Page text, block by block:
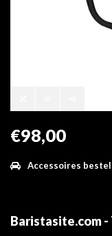
€98,00
Accessoires
Baristasite.com